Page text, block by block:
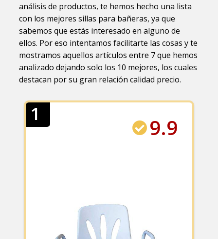
análisis de productos, te hemos hecho una lista
con los mejores sillas para bañeras, ya que
sabemos que estás interesado en alguno de
ellos. Por eso intentamos facilitarte las cosas y te
mostramos aquellos artículos entre 7 que hemos
analizado dejando solo los 10 mejores, los cuales
destacan por su gran relación calidad precio.
1
9.9